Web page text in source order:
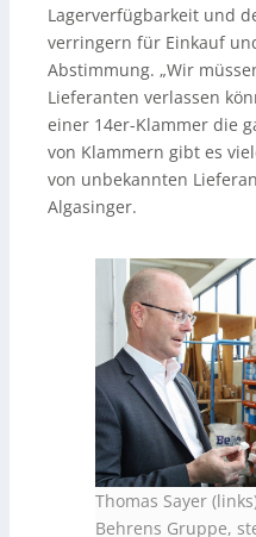
Lagerverfügbarkeit und
verringern für Einkauf
Abstimmung. „Wir
Lieferanten verlassen
einer 14er-Klammer die
von Klammern gibt es
von unbekannten
Algasinger.
Thomas Sayer
Behrens Gruppe,